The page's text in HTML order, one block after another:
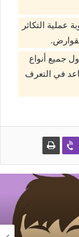
عملية التكاثر
جميع أنواع
في التعرف